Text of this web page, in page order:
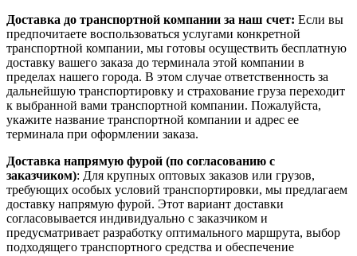
Доставка до транспортной компании за наш счет: Если вы
предпочитаете воспользоваться услугами конкретной
транспортной компании, мы готовы осуществить бесплатную
доставку вашего заказа до терминала этой компании в
пределах нашего города. В этом случае ответственность за
дальнейшую транспортировку и страхование груза переходит
к выбранной вами транспортной компании. Пожалуйста,
укажите название транспортной компании и адрес ее
терминала при оформлении заказа.
Доставка напрямую фурой (по согласованию с
заказчиком): Для крупных оптовых заказов или грузов,
требующих особых условий транспортировки, мы предлагаем
доставку напрямую фурой. Этот вариант доставки
согласовывается индивидуально с заказчиком и
предусматривает разработку оптимального маршрута, выбор
подходящего транспортного средства и обеспечение